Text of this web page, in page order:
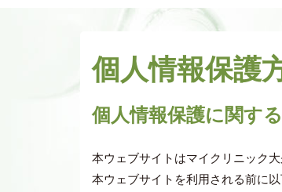
個人情報保護
個人情報保護に関す
本ウェブサイトはマイクリニック大
本ウェブサイトを利用される前に